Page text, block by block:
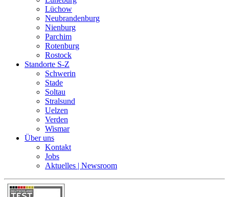
Lüchow
Neubrandenburg
Nienburg
Parchim
Rotenburg
Rostock
Standorte S-Z
Schwerin
Stade
Soltau
Stralsund
Uelzen
Verden
Wismar
Über uns
Kontakt
Jobs
Aktuelles | Newsroom